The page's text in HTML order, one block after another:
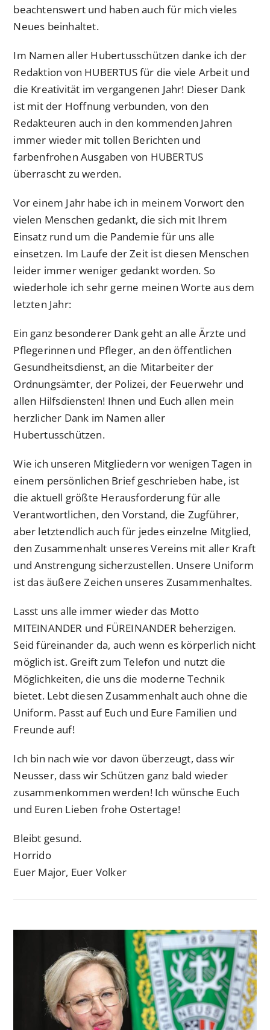
beachtenswert und haben auch für mich vieles
Neues beinhaltet.
Im Namen aller Hubertusschützen danke ich der
Redaktion von HUBERTUS für die viele Arbeit und
die Kreativität im vergangenen Jahr! Dieser Dank
ist mit der Hoffnung verbunden, von den
Redakteuren auch in den kommenden Jahren
immer wieder mit tollen Berichten und
farbenfrohen Ausgaben von HUBERTUS
überrascht zu werden.
Vor einem Jahr habe ich in meinem Vorwort den
vielen Menschen gedankt, die sich mit Ihrem
Einsatz rund um die Pandemie für uns alle
einsetzen. Im Laufe der Zeit ist diesen Menschen
leider immer weniger gedankt worden. So
wiederhole ich sehr gerne meinen Worte aus dem
letzten Jahr:
Ein ganz besonderer Dank geht an alle Ärzte und
Pflegerinnen und Pfleger, an den öffentlichen
Gesundheitsdienst, an die Mitarbeiter der
Ordnungsämter, der Polizei, der Feuerwehr und
allen Hilfsdiensten! Ihnen und Euch allen mein
herzlicher Dank im Namen aller
Hubertusschützen.
Wie ich unseren Mitgliedern vor wenigen Tagen in
einem persönlichen Brief geschrieben habe, ist
die aktuell größte Herausforderung für alle
Verantwortlichen, den Vorstand, die Zugführer,
aber letztendlich auch für jedes einzelne Mitglied,
den Zusammenhalt unseres Vereins mit aller Kraft
und Anstrengung sicherzustellen. Unsere Uniform
ist das äußere Zeichen unseres Zusammenhaltes.
Lasst uns alle immer wieder das Motto
MITEINANDER und FÜREINANDER beherzigen.
Seid füreinander da, auch wenn es körperlich nicht
möglich ist. Greift zum Telefon und nutzt die
Möglichkeiten, die uns die moderne Technik
bietet. Lebt diesen Zusammenhalt auch ohne die
Uniform. Passt auf Euch und Eure Familien und
Freunde auf!
Ich bin nach wie vor davon überzeugt, dass wir
Neusser, dass wir Schützen ganz bald wieder
zusammenkommen werden! Ich wünsche Euch
und Euren Lieben frohe Ostertage!
Bleibt gesund.
Horrido
Euer Major, Euer Volker